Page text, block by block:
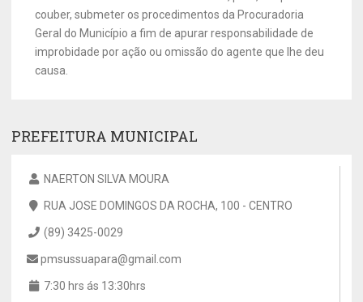
couber, submeter os procedimentos da Procuradoria
Geral do Município a fim de apurar responsabilidade de
improbidade por ação ou omissão do agente que lhe deu
causa.
PREFEITURA MUNICIPAL
NAERTON SILVA MOURA
RUA JOSE DOMINGOS DA ROCHA, 100 - CENTRO
(89) 3425-0029
pmsussuapara@gmail.com
7:30 hrs ás 13:30hrs